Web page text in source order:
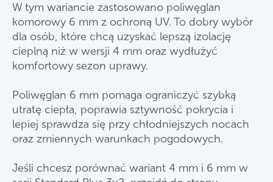
W tym wariancie zastosowano poliwęglan
komorowy 6 mm z ochroną UV. To dobry wybór
dla osób, które chcą uzyskać lepszą izolację
cieplną niż w wersji 4 mm oraz wydłużyć
komfortowy sezon uprawy.
Poliwęglan 6 mm pomaga ograniczyć szybką
utratę ciepła, poprawia sztywność pokrycia i
lepiej sprawdza się przy chłodniejszych nocach
oraz zmiennych warunkach pogodowych.
Jeśli chcesz porównać wariant 4 mm i 6 mm w